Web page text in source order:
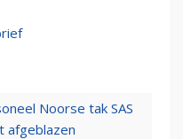
Noorse tak SAS
afgeblazen